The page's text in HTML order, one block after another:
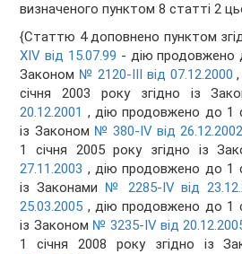
визначеного пунктом 8 статті 2
{Статтю 4 доповнено пунктом
XIV від 15.07.99 - дію продовжено
Законом № 2120-III від 07.12.2000
січня 2003 року згідно із
20.12.2001 , дію продовжено до 1
із Законом № 380-IV від 26.12.2002
1 січня 2005 року згідно із
27.11.2003 , дію продовжено до 1
із Законами № 2285-IV від
25.03.2005 , дію продовжено до 1
із Законом № 3235-IV від
1 січня 2008 року згідно із